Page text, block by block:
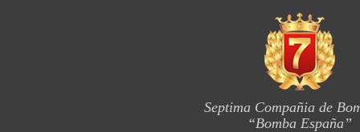
Septima Compañia de
“Bomba España”